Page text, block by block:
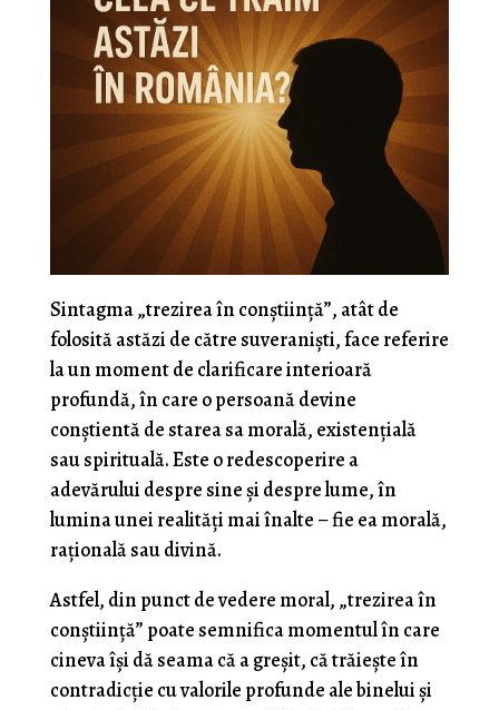
Sintagma „trezirea în conștiință”, atât de
folosită astăzi de către suveraniști, face referire
la un moment de clarificare interioară
profundă, în care o persoană devine
conștientă de starea sa morală, existențială
sau spirituală. Este o redescoperire a
adevărului despre sine și despre lume, în
lumina unei realități mai înalte – fie ea morală,
rațională sau divină.
Astfel, din punct de vedere moral, „trezirea în
conștiință” poate semnifica momentul în care
cineva își dă seama că a greșit, că trăiește în
contradicție cu valorile profunde ale binelui și